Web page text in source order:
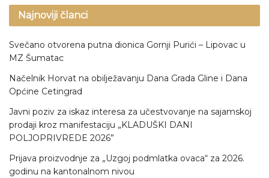
Najnoviji članci
Svečano otvorena putna dionica Gornji Purići – Lipovac u
MZ Šumatac
Načelnik Horvat na obilježavanju Dana Grada Gline i Dana
Općine Cetingrad
Javni poziv za iskaz interesa za učestvovanje na sajamskoj
prodaji kroz manifestaciju „KLADUŠKI DANI
POLJOPRIVREDE 2026”
Prijava proizvodnje za „Uzgoj podmlatka ovaca“ za 2026.
godinu na kantonalnom nivou